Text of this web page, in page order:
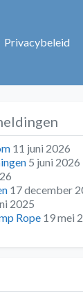
Privacybeleid
11 juni 2026
5 juni 2026
17 december
2025
Rope 19 mei